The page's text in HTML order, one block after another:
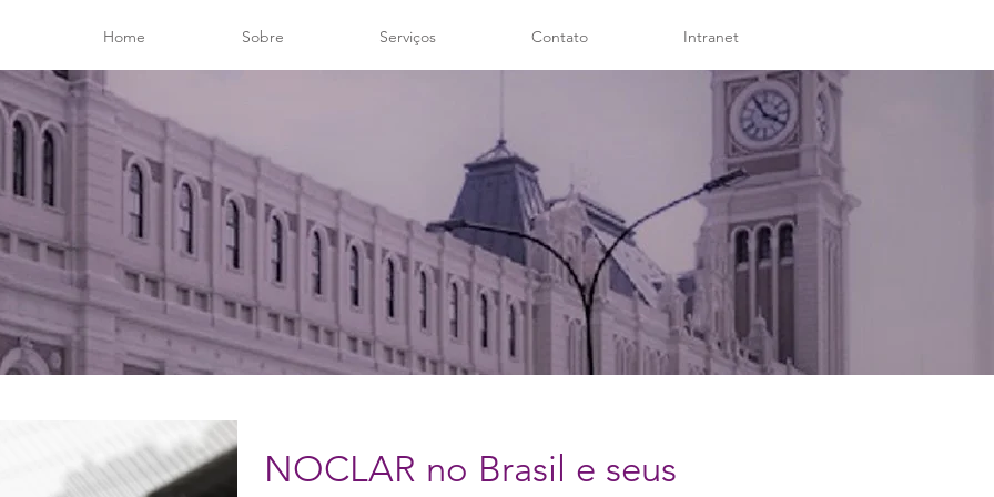
Home Sobre Serviços Contato Intranet
NOCLAR no Brasil e seus